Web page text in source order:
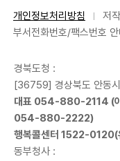
개인정보처리방침 저
부서전화번호/팩스번호 안
경북도청 :
[36759] 경상북도 안동
대표 054-880-2114 (
054-880-2222)
행복콜센터 1522-0120
동부청사 :